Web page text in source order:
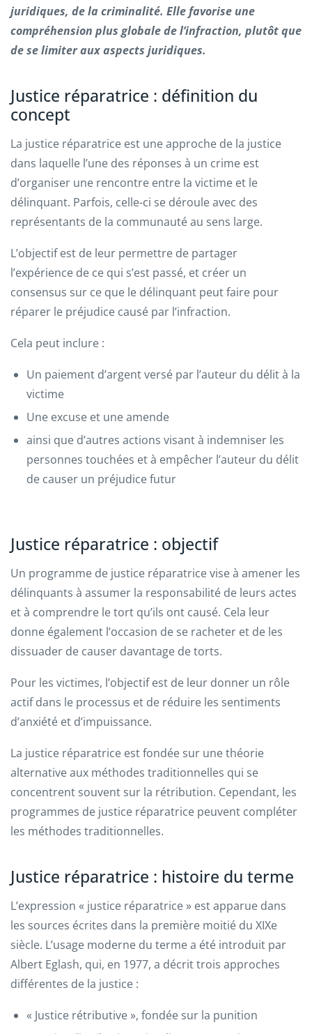
juridiques, de la criminalité. Elle favorise une
compréhension plus globale de l’infraction, plutôt que
de se limiter aux aspects juridiques.
Justice réparatrice : définition du
concept
La justice réparatrice est une approche de la justice
dans laquelle l’une des réponses à un crime est
d’organiser une rencontre entre la victime et le
délinquant. Parfois, celle-ci se déroule avec des
représentants de la communauté au sens large.
L’objectif est de leur permettre de partager
l’expérience de ce qui s’est passé, et créer un
consensus sur ce que le délinquant peut faire pour
réparer le préjudice causé par l’infraction.
Cela peut inclure :
Un paiement d’argent versé par l’auteur du délit à la
victime
Une excuse et une amende
ainsi que d’autres actions visant à indemniser les
personnes touchées et à empêcher l’auteur du délit
de causer un préjudice futur
Justice réparatrice : objectif
Un programme de justice réparatrice vise à amener les
délinquants à assumer la responsabilité de leurs actes
et à comprendre le tort qu’ils ont causé. Cela leur
donne également l’occasion de se racheter et de les
dissuader de causer davantage de torts.
Pour les victimes, l’objectif est de leur donner un rôle
actif dans le processus et de réduire les sentiments
d’anxiété et d’impuissance.
La justice réparatrice est fondée sur une théorie
alternative aux méthodes traditionnelles qui se
concentrent souvent sur la rétribution. Cependant, les
programmes de justice réparatrice peuvent compléter
les méthodes traditionnelles.
Justice réparatrice : histoire du terme
L’expression « justice réparatrice » est apparue dans
les sources écrites dans la première moitié du XIXe
siècle. L’usage moderne du terme a été introduit par
Albert Eglash, qui, en 1977, a décrit trois approches
différentes de la justice :
« Justice rétributive », fondée sur la punition